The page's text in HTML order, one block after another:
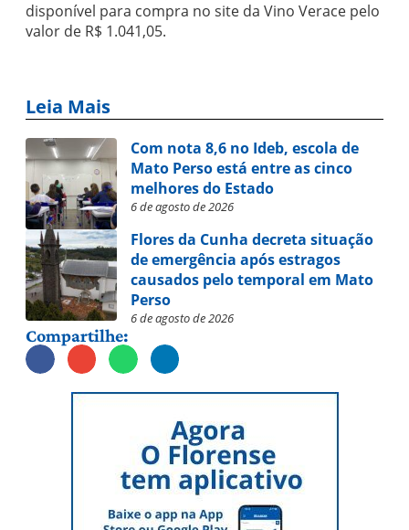
disponível para compra no site da Vino Verace pelo
valor de R$ 1.041,05.
Leia Mais
Com nota 8,6 no Ideb, escola de
Mato Perso está entre as cinco
melhores do Estado
6 de agosto de 2026
Flores da Cunha decreta situação
de emergência após estragos
causados pelo temporal em Mato
Perso
6 de agosto de 2026
Compartilhe: